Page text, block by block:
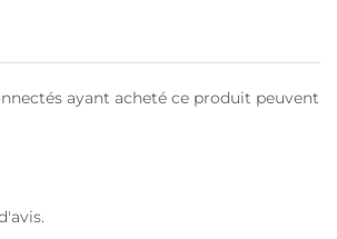
ayant acheté ce produit peuvent